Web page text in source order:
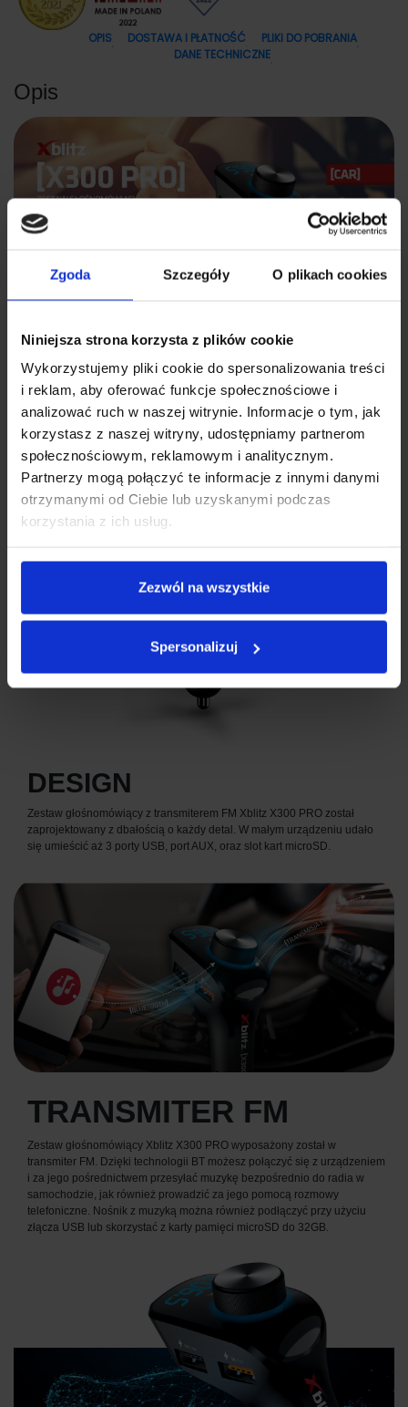
Zgoda Szczegóły O plikach cookies
Niniejsza strona korzysta z plików cookie
Wykorzystujemy pliki cookie do spersonalizowania treści
i reklam, aby oferować funkcje społecznościowe i
analizować ruch w naszej witrynie. Informacje o tym, jak
korzystasz z naszej witryny, udostępniamy partnerom
społecznościowym, reklamowym i analitycznym.
Partnerzy mogą połączyć te informacje z innymi danymi
otrzymanymi od Ciebie lub uzyskanymi podczas
korzystania z ich usług.
Zezwól na wszystkie
Spersonalizuj
OPIS DOSTAWA I PŁATNOŚĆ
PLIKI DO POBRANIA
DANE TECHNICZNE
Opis
DESIGN
Zestaw głośnomówiący z transmiterem FM Xblitz X300 PRO został
zaprojektowany z dbałością o każdy detal. W małym urządzeniu udało
się umieścić aż 3 porty USB, port AUX, oraz slot kart microSD.
TRANSMITER FM
Zestaw głośnomówiący Xblitz X300 PRO wyposażony został w
transmiter FM. Dzięki technologii BT możesz połączyć się z urządzeniem
i za jego pośrednictwem przesyłać muzykę bezpośrednio do radia w
samochodzie, jak również prowadzić za jego pomocą rozmowy
telefoniczne. Nośnik z muzyką można również podłączyć przy użyciu
złącza USB lub skorzystać z karty pamięci microSD do 32GB.